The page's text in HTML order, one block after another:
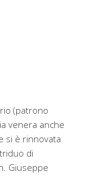
(patrono
venera anche
si è rinnovata
di
Giuseppe